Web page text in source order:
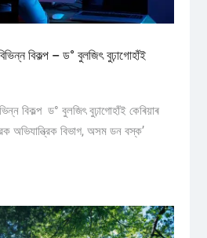
বিকল্প – ড° বুলজিৎ বুঢ়াগোহাঁই
বিকল্প ড° বুলজিৎ বুঢ়াগোহাঁই কেৰিয়াৰ
অভিযান্ত্রিক বিভাগ, অসম ডন বস্ক’